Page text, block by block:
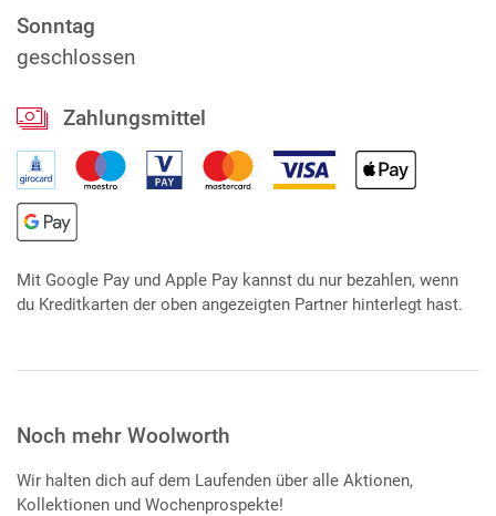
Sonntag
geschlossen
Zahlungsmittel
Mit Google Pay und Apple Pay kannst du nur bezahlen, wenn
du Kreditkarten der oben angezeigten Partner hinterlegt hast.
Noch mehr Woolworth
Wir halten dich auf dem Laufenden über alle Aktionen,
Kollektionen und Wochenprospekte!